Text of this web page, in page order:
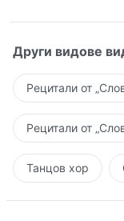
Други видове
Рецитали от
Рецитали от
Танцов хор